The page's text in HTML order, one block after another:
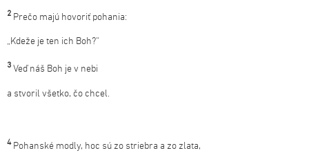
2 Prečo majú hovoriť pohania:
„Kdeže je ten ich Boh?“
3 Veď náš Boh je v nebi
a stvoril všetko, čo chcel.
4 Pohanské modly, hoc sú zo striebra a zo zlata,